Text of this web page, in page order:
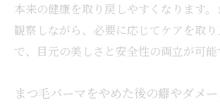
本来の健康を取り戻しやすくなります
観察しながら、必要に応じてケアを取り
で、目元の美しさと安全性の両立が可能
まつ毛パーマをやめた後の癖やダメ